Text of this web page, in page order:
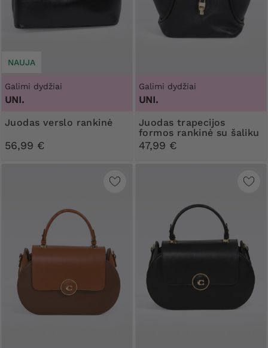
NAUJA
Galimi dydžiai
UNI.
Juodas verslo rankinė
56,99 €
Galimi dydžiai
UNI.
Juodas trapecijos
formos rankinė su šaliku
47,99 €